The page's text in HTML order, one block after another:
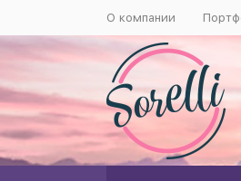
О компании